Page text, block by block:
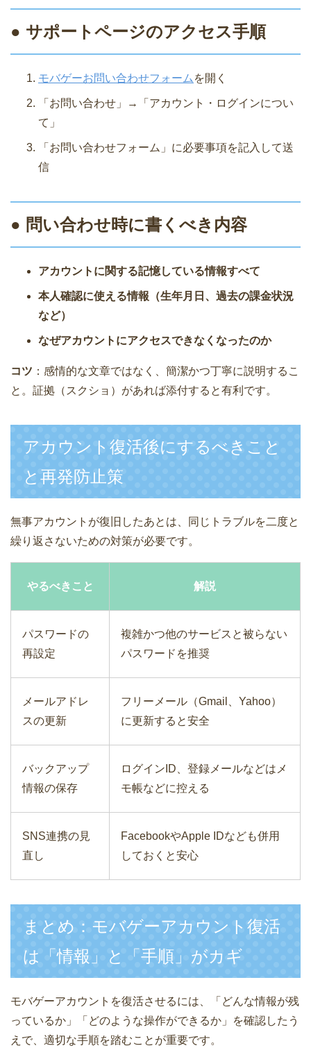
● サポートページのアクセス手順
モバゲーお問い合わせフォーム を開く
「お問い合わせ」→「アカウント・ログインについ
て」
「お問い合わせフォーム」に必要事項を記入して送
信
● 問い合わせ時に書くべき内容
アカウントに関する記憶している情報すべて
本人確認に使える情報（生年月日、過去の課金状況
など）
なぜアカウントにアクセスできなくなったのか
コツ ：感情的な文章ではなく、簡潔かつ丁寧に説明するこ
と。証拠（スクショ）があれば添付すると有利です。
アカウント復活後にするべきこと
と再発防止策
無事アカウントが復旧したあとは、同じトラブルを二度と
繰り返さないための対策が必要です。
やるべきこと 解説
パスワードの
再設定
複雑かつ他のサービスと被らない
パスワードを推奨
メールアドレ
スの更新
フリーメール（Gmail、Yahoo）
に更新すると安全
バックアップ
情報の保存
ログインID、登録メールなどはメ
モ帳などに控える
SNS連携の見
直し
FacebookやApple IDなども併用
しておくと安心
まとめ：モバゲーアカウント復活
は「情報」と「手順」がカギ
モバゲーアカウントを復活させるには、「どんな情報が残
っているか」「どのような操作ができるか」を確認したう
えで、適切な手順を踏むことが重要です。